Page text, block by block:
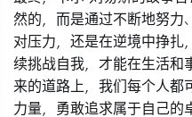
然的，而是通过不断地努力
对压力，还是在逆境中挣扎
续挑战自我，才能在生活和
来的道路上，我们每个人都
力量，勇敢追求属于自己的